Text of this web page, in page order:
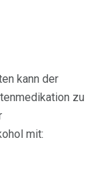
kann der
zu
mit: